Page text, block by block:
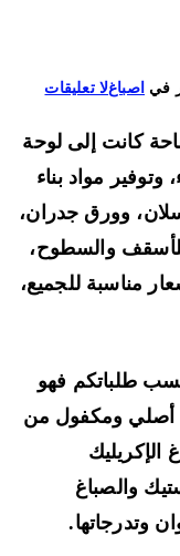
اصباغلا تعليقاتعلى
الفنطاس
66225922
صباغ
الفنطاس
إلى لوحة
مواد بناء
وورق جدران،
والسطوح،
للجميع،
فهو
ومكفول من
والصباغ